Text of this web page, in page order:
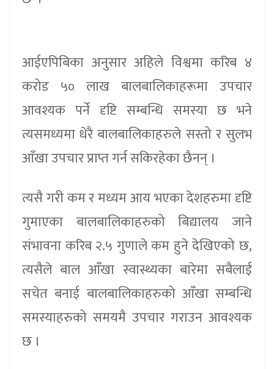
आईएपिबिका अनुसार अहिले विश्वमा करिब ४
करोड ५० लाख बालबालिकाहरूमा उपचार
आवश्यक पर्ने दृष्टि सम्बन्धि समस्या छ भने
त्यसमध्यमा धेरै बालबालिकाहरुले सस्तो र सुलभ
आँखा उपचार प्राप्त गर्न सकिरहेका छैनन् ।
त्यसै गरी कम र मध्यम आय भएका देशहरुमा दृष्टि
गुमाएका बालबालिकाहरुको बिद्यालय जाने
संभावना करिब २.५ गुणाले कम हुने देखिएको छ,
त्यसैले बाल आँखा स्वास्थ्यका बारेमा सबैलाई
सचेत बनाई बालबालिकाहरुको आँखा सम्बन्धि
समस्याहरुको समयमै उपचार गराउन आवश्यक
छ ।